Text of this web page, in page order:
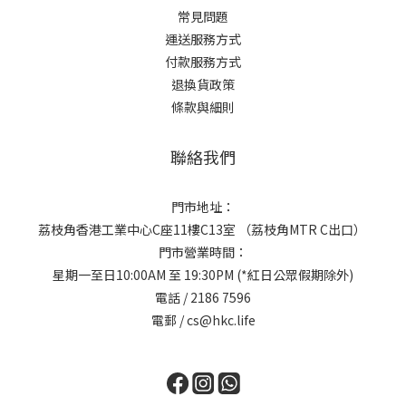
常見問題
運送服務方式
付款服務方式
退換貨政策
條款與細則
聯絡我們
門市地址：
荔枝角香港工業中心C座11樓C13室 （荔枝角MTR C出口）
門市營業時間：
星期一至日10:00AM 至 19:30PM (*紅日公眾假期除外)
電話 / 2186 7596
電郵 / cs@hkc.life